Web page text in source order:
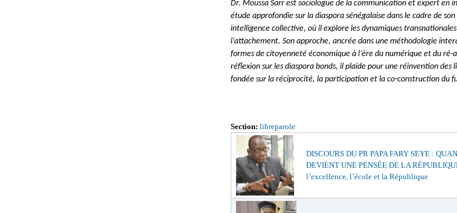
Dr. Moussa Sarr est sociologue de la communication et expert en
étude approfondie sur la diaspora sénégalaise dans le cadre de
intelligence collective, où il explore les dynamiques
l’attachement. Son approche, ancrée dans une méthodologie
formes de citoyenneté économique à l’ère du numérique et du
réflexion sur les diaspora bonds, il plaide pour une réinvention des
fondée sur la réciprocité, la participation et la co-construction du
Section: libreparole
DISCOURS DU PR PAPA FARY SEYE :
DEVIENT UNE PENSÉE DE LA
l’excellence, l’école et la République